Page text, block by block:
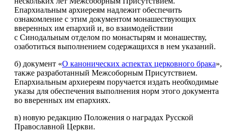
Епархиальным архиереям надлежит обеспечить
ознакомление с этим документом монашествующих
вверенных им епархий и, во взаимодействии
с Синодальным отделом по монастырям и монашеству,
озаботиться выполнением содержащихся в нем указаний.
б) документ «О канонических аспектах церковного брака»,
также разработанный Межсоборным Присутствием.
Епархиальным архиереям поручается издать необходимые
указы для обеспечения выполнения норм этого документа
во вверенных им епархиях.
в) новую редакцию Положения о наградах Русской
Православной Церкви.